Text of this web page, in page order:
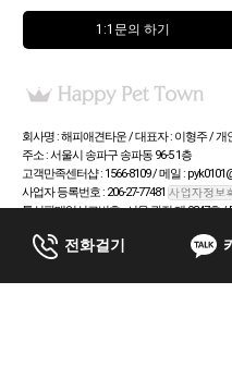
1:1문의 하기
회사명 : 해피애견타운 / 대표자 : 이형주 /
주소 : 서울시 송파구 송파동 96-5 1층
고객만족센터샵 : 1566-8109 / 메일 :
사업자 등록번호 : 206-27-77481
통신판매업신고번호 : 서울 광진 제 0847호 /
Copyright (c) by Happy Pet
전화걸기